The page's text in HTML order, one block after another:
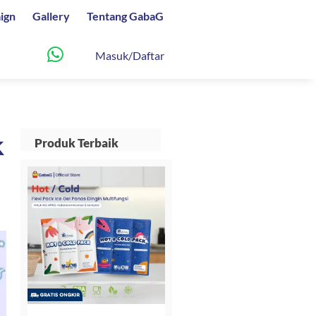
Gallery Tentang GabaG
Masuk/Daftar
Produk Terbaik